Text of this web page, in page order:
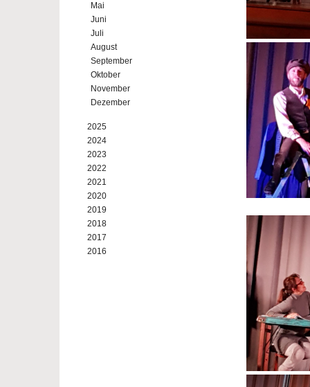
Mai
Juni
Juli
August
September
Oktober
November
Dezember
2025
2024
2023
2022
2021
2020
2019
2018
2017
2016